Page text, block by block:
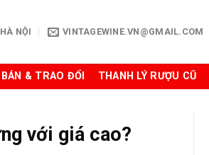
NỘI VINTAGEWINE.VN@GMAIL.COM
& TRAO ĐỔI THANH LÝ RƯỢU CŨ
với giá cao?